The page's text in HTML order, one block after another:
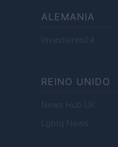
ALEMANIA
Investieren24
REINO UNIDO
News Hub UK
Lgbtq News